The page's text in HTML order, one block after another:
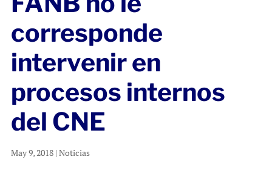
corresponde
intervenir en
procesos internos
del CNE
May 9, 2018| Noticias